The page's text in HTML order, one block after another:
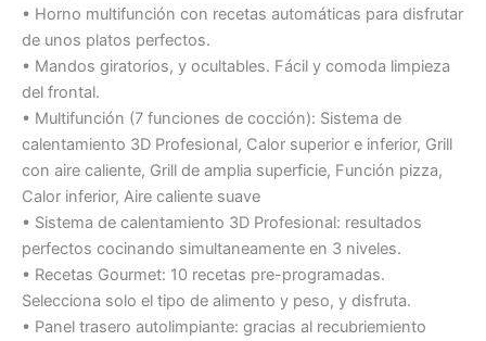
• Horno multifunción con recetas automáticas para disfrutar
de unos platos perfectos.
• Mandos giratorios, y ocultables. Fácil y comoda limpieza
del frontal.
• Multifunción (7 funciones de cocción): Sistema de
calentamiento 3D Profesional, Calor superior e inferior, Grill
con aire caliente, Grill de amplia superficie, Función pizza,
Calor inferior, Aire caliente suave
• Sistema de calentamiento 3D Profesional: resultados
perfectos cocinando simultaneamente en 3 niveles.
• Recetas Gourmet: 10 recetas pre-programadas.
Selecciona solo el tipo de alimento y peso, y disfruta.
• Panel trasero autolimpiante: gracias al recubriemiento